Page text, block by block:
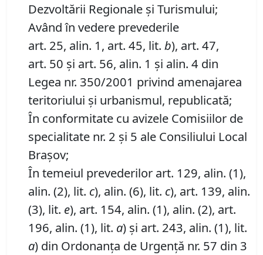
Dezvoltării Regionale şi Turismului;
Având în vedere prevederile
art. 25, alin. 1, art. 45, lit. b), art. 47,
art. 50 şi art. 56, alin. 1 şi alin. 4 din
Legea nr. 350/2001 privind amenajarea
teritoriului şi urbanismul, republicată;
În conformitate cu avizele Comisiilor de
specialitate nr. 2 și 5 ale Consiliului Local
Brașov;
În temeiul prevederilor art. 129, alin. (1),
alin. (2), lit. c), alin. (6), lit. c), art. 139, alin.
(3), lit. e), art. 154, alin. (1), alin. (2), art.
196, alin. (1), lit. a) și art. 243, alin. (1), lit.
a) din Ordonanța de Urgență nr. 57 din 3